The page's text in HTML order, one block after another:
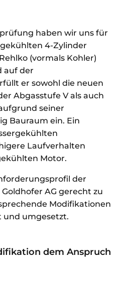
haben wir uns für
4-Zylinder
(vormals Kohler)
auf der
er sowohl die neuen
Abgasstufe V als auch
seiner
Bauraum ein. Ein
Laufverhalten
Motor.
der
AG gerecht zu
Modifikationen
und umgesetzt.
dem Anspruch